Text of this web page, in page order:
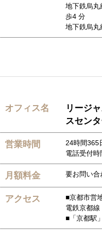
地下鉄烏丸
歩4 分
地下鉄烏丸
オフィス名
リージ
スセン
営業時間
24時間365
電話受付
月額料金 要お問い合
アクセス
■京都市営
電鉄京都
■「京都駅